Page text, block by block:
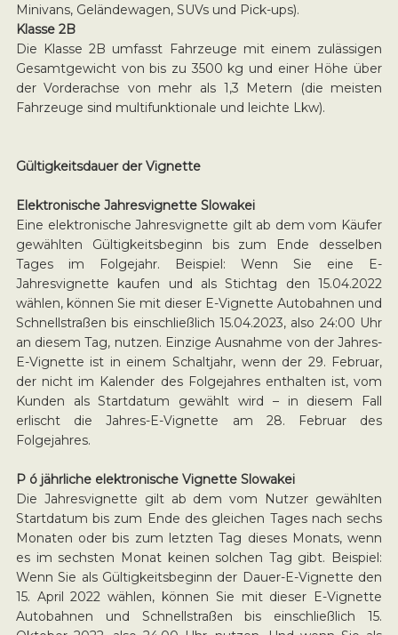
Minivans, Geländewagen, SUVs und Pick-ups).
Klasse 2B
Die Klasse 2B umfasst Fahrzeuge mit einem zulässigen
Gesamtgewicht von bis zu 3500 kg und einer Höhe über
der Vorderachse von mehr als 1,3 Metern (die meisten
Fahrzeuge sind multifunktionale und leichte Lkw).
Gültigkeitsdauer der Vignette
Elektronische Jahresvignette Slowakei
Eine elektronische Jahresvignette gilt ab dem vom Käufer
gewählten Gültigkeitsbeginn bis zum Ende desselben
Tages im Folgejahr. Beispiel: Wenn Sie eine E-
Jahresvignette kaufen und als Stichtag den 15.04.2022
wählen, können Sie mit dieser E-Vignette Autobahnen und
Schnellstraßen bis einschließlich 15.04.2023, also 24:00 Uhr
an diesem Tag, nutzen. Einzige Ausnahme von der Jahres-
E-Vignette ist in einem Schaltjahr, wenn der 29. Februar,
der nicht im Kalender des Folgejahres enthalten ist, vom
Kunden als Startdatum gewählt wird – in diesem Fall
erlischt die Jahres-E-Vignette am 28. Februar des
Folgejahres.
P ó jährliche elektronische Vignette Slowakei
Die Jahresvignette gilt ab dem vom Nutzer gewählten
Startdatum bis zum Ende des gleichen Tages nach sechs
Monaten oder bis zum letzten Tag dieses Monats, wenn
es im sechsten Monat keinen solchen Tag gibt. Beispiel:
Wenn Sie als Gültigkeitsbeginn der Dauer-E-Vignette den
15. April 2022 wählen, können Sie mit dieser E-Vignette
Autobahnen und Schnellstraßen bis einschließlich 15.